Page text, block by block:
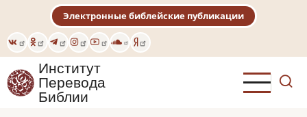
основному
содержанию
Электронные библейские публикации
Институт
Перевода
Библии